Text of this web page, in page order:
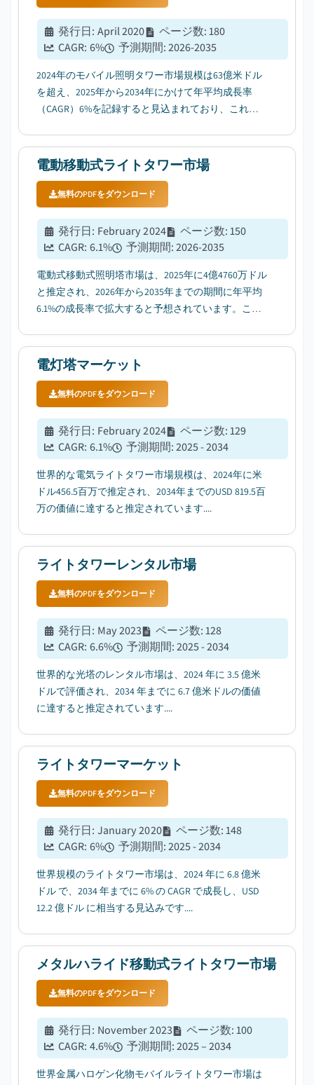
発行日: April 2020 ページ数:180
CAGR: 6% 予測期間:2026-2035
2024年のモバイル照明タワー市場規模は63億米ドル
を超え、2025年から2034年にかけて年平均成長率
（CAGR）6%を記録すると見込まれており、これは
電動移動式ライトタワー市場
無料のPDFをダウンロード
発行日: February 2024 ページ数:150
CAGR: 6.1% 予測期間:2026-2035
電動式移動式照明塔市場は、2025年に4億4760万ドル
と推定され、2026年から2035年までの期間に年平均
6.1%の成長率で拡大すると予想されています。この
電灯塔マーケット
無料のPDFをダウンロード
発行日: February 2024 ページ数:129
CAGR: 6.1% 予測期間:2025 - 2034
世界的な電気ライトタワー市場規模は、2024年に米
ドル456.5百万で推定され、2034年までのUSD 819.5百
万の価値に達すると推定されています....
ライトタワーレンタル市場
無料のPDFをダウンロード
発行日: May 2023 ページ数:128
CAGR: 6.6% 予測期間:2025 - 2034
世界的な光塔のレンタル市場は、2024 年に 3.5 億米
ドルで評価され、2034 年までに 6.7 億米ドルの価値
に達すると推定されています....
ライトタワーマーケット
無料のPDFをダウンロード
発行日: January 2020 ページ数:148
CAGR: 6% 予測期間:2025 - 2034
世界規模のライトタワー市場は、2024 年に 6.8 億米
ドル で、2034 年までに 6% の CAGR で成長し、USD
12.2 億ドル に相当する見込みです....
メタルハライド移動式ライトタワー市場
無料のPDFをダウンロード
発行日: November 2023 ページ数:100
CAGR: 4.6% 予測期間:2025 – 2034
世界金属ハロゲン化物モバイルライトタワー市場は